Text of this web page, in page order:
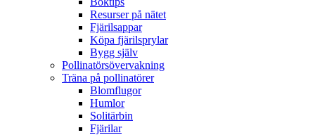
Resurser på nätet
Fjärilsappar
Köpa fjärilsprylar
Bygg själv
Pollinatörsövervakning
Träna på pollinatörer
Blomflugor
Humlor
Solitärbin
Fjärilar